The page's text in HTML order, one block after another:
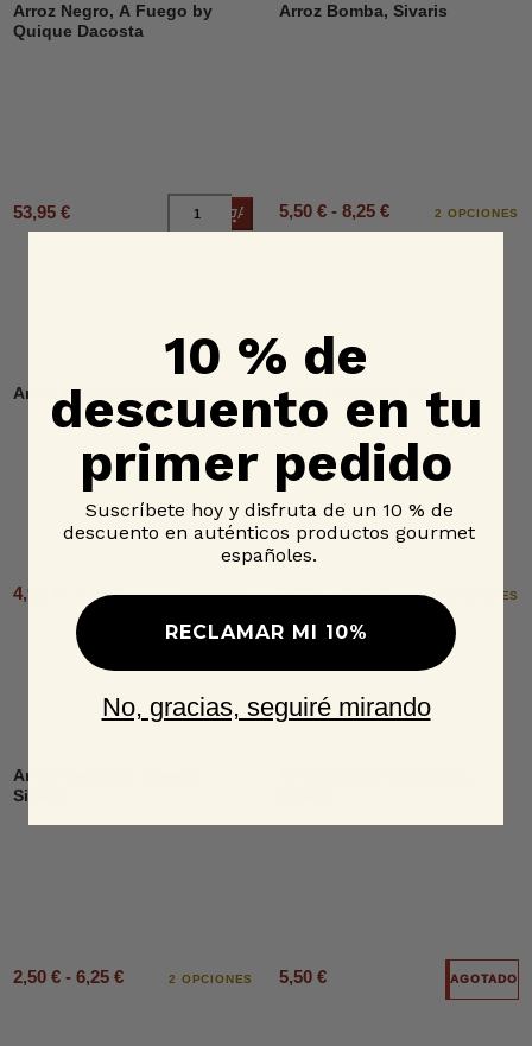
Arroz Negro, A Fuego by
Quique Dacosta
53,95 € Añadir al carrito
Arroz Bomba, Sivaris
5,50 € - 8,25 € 2 OPCIONES
Arroz Albufera, Sivaris
4,95 € - 7,00 € 2 OPCIONES
Arroz Redondo, Sivaris
3,49 € - 4,85 € 2 OPCIONES
Arroz Redondo integral,
Sivaris
2,50 € - 6,25 € 2 OPCIONES 5,50 € AGOTADO
10 % de
descuento en tu
primer pedido
Suscríbete hoy y disfruta de un 10 % de
descuento en auténticos productos gourmet
españoles.
RECLAMAR MI 10%
No, gracias, seguiré mirando